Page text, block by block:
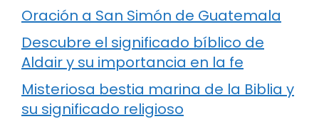
Oración a San Simón de Guatemala
Descubre el significado bíblico de
Aldair y su importancia en la fe
Misteriosa bestia marina de la Biblia y
su significado religioso